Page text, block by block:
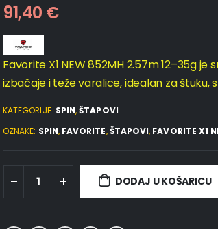
91,40 €
Favorite X1 NEW 852MH 2.57m 12–35g
izbačaje i teže varalice, idealan za štuku,
KATEGORIJE: SPIN,ŠTAPOVI
OZNAKE: SPIN, FAVORITE,ŠTAPOVI, FAVORITE X1
DODAJ U KOŠARICU